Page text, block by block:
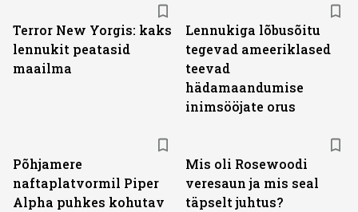
Terror New Yorgis: kaks
lennukit peatasid
maailma
Lennukiga lõbusõitu
tegevad ameeriklased
teevad
hädamaandumise
inimsööjate orus
Põhjamere
naftaplatvormil Piper
Alpha puhkes kohutav
Mis oli Rosewoodi
veresaun ja mis seal
täpselt juhtus?